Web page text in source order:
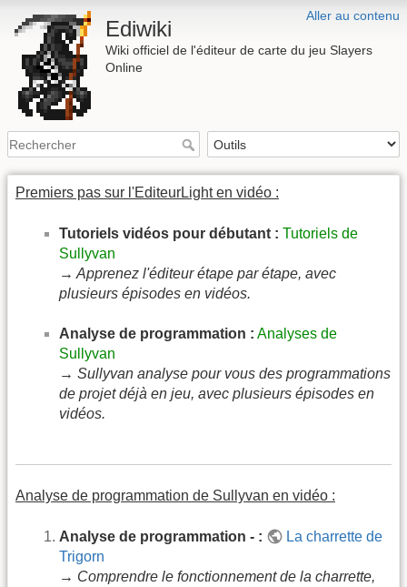
Aller au contenu
Ediwiki
Wiki officiel de l'éditeur de carte du jeu Slayers
Online
Premiers pas sur l'EditeurLight en vidéo :
Tutoriels vidéos pour débutant : Tutoriels de
Sullyvan
→ Apprenez l'éditeur étape par étape, avec
plusieurs épisodes en vidéos.
Analyse de programmation : Analyses de
Sullyvan
→ Sullyvan analyse pour vous des programmations
de projet déjà en jeu, avec plusieurs épisodes en
vidéos.
Analyse de programmation de Sullyvan en vidéo :
Analyse de programmation - :
La charrette de
Trigorn
→ Comprendre le fonctionnement de la charrette,